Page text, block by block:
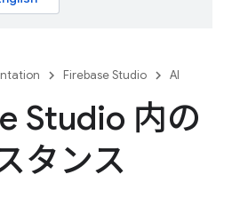
Firebase Studio AI
Studio 内の
タンス